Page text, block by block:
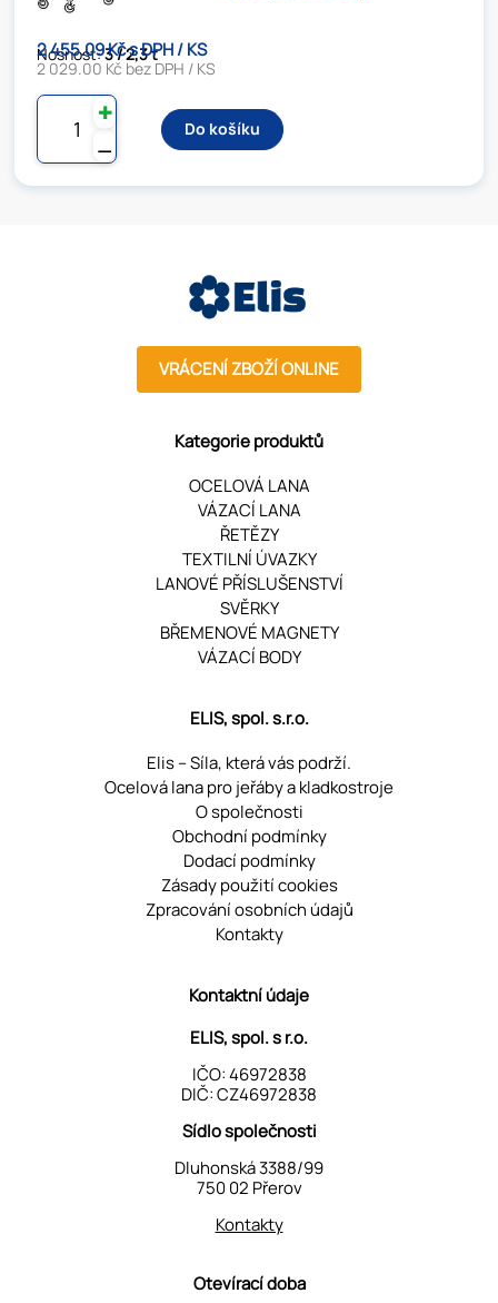
Nosnost:3 / 2,3 t
2 455.09 Kč s DPH / KS
2 029.00 Kč bez DPH / KS
⚊
✚
Do košíku
VRÁCENÍ ZBOŽÍ ONLINE
Kategorie produktů
OCELOVÁ LANA
VÁZACÍ LANA
ŘETĚZY
TEXTILNÍ ÚVAZKY
LANOVÉ PŘÍSLUŠENSTVÍ
SVĚRKY
BŘEMENOVÉ MAGNETY
VÁZACÍ BODY
ELIS, spol. s.r.o.
Elis – Síla, která vás podrží.
Ocelová lana pro jeřáby a kladkostroje
O společnosti
Obchodní podmínky
Dodací podmínky
Zásady použití cookies
Zpracování osobních údajů
Kontakty
Kontaktní údaje
ELIS, spol. s r.o.
IČO: 46972838
DIČ: CZ46972838
Sídlo společnosti
Dluhonská 3388/99
750 02 Přerov
Kontakty
Otevírací doba